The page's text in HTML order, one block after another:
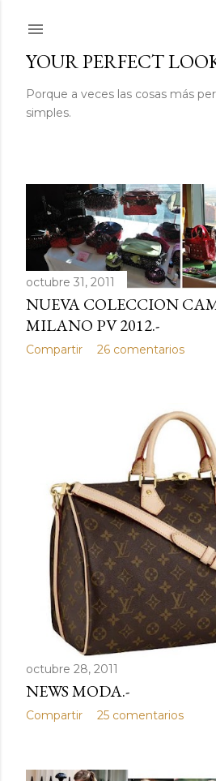
YOUR PERFECT
Porque a veces las cosas más
simples.
n
t
r
a
octubre 31, 2011
NUEVA COLECCION
MILANO PV 2012.-
Compartir 26 comentarios
octubre 28, 2011
NEWS MODA.-
Compartir 25 comentarios